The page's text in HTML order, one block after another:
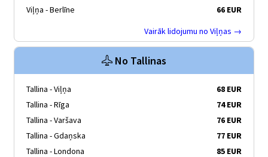
Viļņa - Berlīne
66 EUR
Vairāk lidojumu no Viļņas →
No Tallinas
Tallina - Viļņa
68 EUR
Tallina - Rīga
74 EUR
Tallina - Varšava
76 EUR
Tallina - Gdaņska
77 EUR
Tallina - Londona
85 EUR